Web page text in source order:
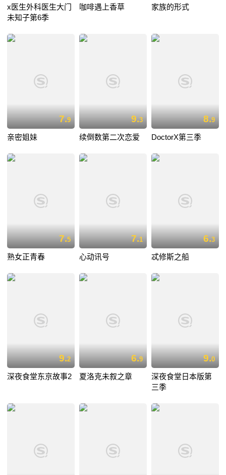
x医生外科医生大门
未知子第6季
咖啡遇上香草 家族的形式
7.9
亲密姐妹
9.3
续倒数第二次恋爱
8.9
DoctorX第三季
7.5
熟女正青春
7.1
心动讯号
6.3
忒修斯之船
9.2
深夜食堂东京故事2
6.9
夏洛克未叙之章
9.0
深夜食堂日本版第
三季